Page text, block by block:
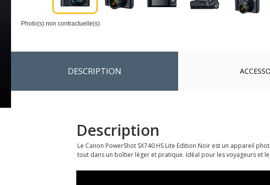
Photo(s) non contractuelle(s)
DESCRIPTION
Description
Le Canon PowerShot SX740 HS Lite Edition Noir est un appareil
tout dans un boîtier léger et pratique. Idéal pour les voyageurs et